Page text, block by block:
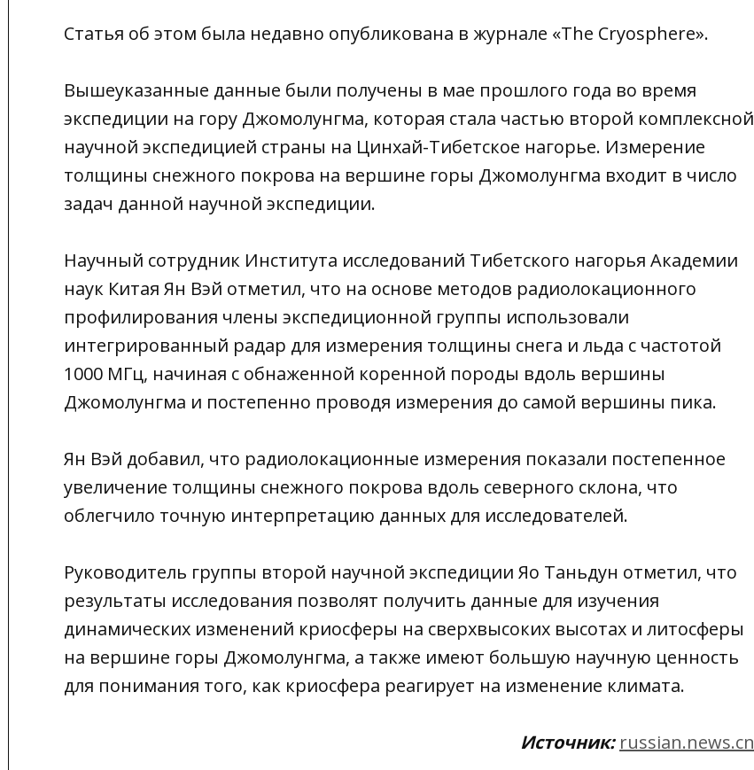
Статья об этом была недавно опубликована в журнале «The Cryosphere».
Вышеуказанные данные были получены в мае прошлого года во время
экспедиции на гору Джомолунгма, которая стала частью второй комплексной
научной экспедицией страны на Цинхай-Тибетское нагорье. Измерение
толщины снежного покрова на вершине горы Джомолунгма входит в число
задач данной научной экспедиции.
Научный сотрудник Института исследований Тибетского нагорья Академии
наук Китая Ян Вэй отметил, что на основе методов радиолокационного
профилирования члены экспедиционной группы использовали
интегрированный радар для измерения толщины снега и льда с частотой
1000 МГц, начиная с обнаженной коренной породы вдоль вершины
Джомолунгма и постепенно проводя измерения до самой вершины пика.
Ян Вэй добавил, что радиолокационные измерения показали постепенное
увеличение толщины снежного покрова вдоль северного склона, что
облегчило точную интерпретацию данных для исследователей.
Руководитель группы второй научной экспедиции Яо Таньдун отметил, что
результаты исследования позволят получить данные для изучения
динамических изменений криосферы на сверхвысоких высотах и литосферы
на вершине горы Джомолунгма, а также имеют большую научную ценность
для понимания того, как криосфера реагирует на изменение климата.
Источник: russian.news.cn